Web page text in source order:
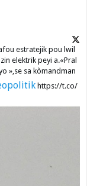
estratejik pou lwil
elektrik peyi a.​«Pral
»,se sa kòmandman
https://t.co/